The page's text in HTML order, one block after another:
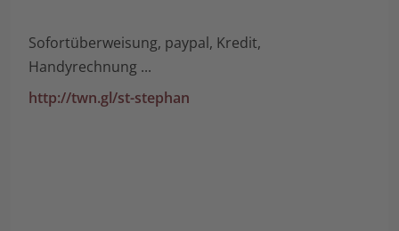
Sofortüberweisung, paypal, Kredit,
Handyrechnung ...
http://twn.gl/st-stephan